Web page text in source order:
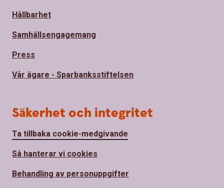
Hållbarhet
Samhällsengagemang
Press
Vår ägare - Sparbanksstiftelsen
Säkerhet och integritet
Ta tillbaka cookie-medgivande
Så hanterar vi cookies
Behandling av personuppgifter